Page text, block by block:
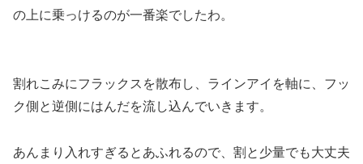
の上に乗っけるのが一番楽でしたわ。
割れこみにフラックスを散布し、ラインアイを軸に、フッ
ク側と逆側にはんだを流し込んでいきます。
あんまり入れすぎるとあふれるので、割と少量でも大丈夫